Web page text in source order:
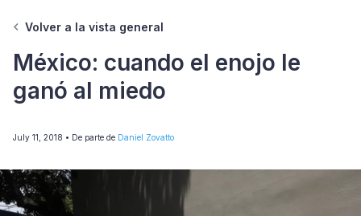
Volver a la vista general
México: cuando el enojo le
ganó al miedo
July 11, 2018 • De parte de Daniel Zovatto